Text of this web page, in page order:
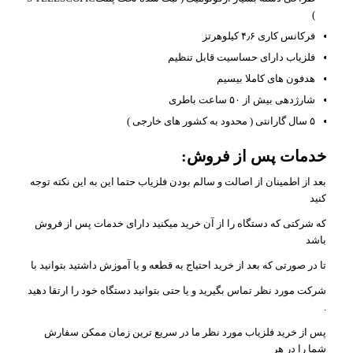
)
فرکانس کاری ۴٫۶ کیلوهرتز
فلزیاب دارای حساسیت قابل تنظیم
هدفون های کاملا بیسیم
شارژدهی بیش از ۵۰ ساعت باطری
۵ سال گارانتی ( محدود به کشور های خارجی )
خدمات پس از فروش:
بعد از اطمینان از اصالت و سالم بودن فلزیاب حتما این به این نکته توجه
کنید
که شرکتی که دستگاه را از آن خرید میکنید دارای خدمات پس از فروش
باشد
تا در صورتی که بعد از خرید احتیاج به قطعه و یا آموزش داشتید بتوانید با
شرکت مورد نظر تماس بگیرید و یا حتی بتوانید دستگاه خود را ارتقا دهید
.
پس از خرید فلزیاب مورد نظر ما در سریع ترین زمان ممکن سفارش
شما را در هر